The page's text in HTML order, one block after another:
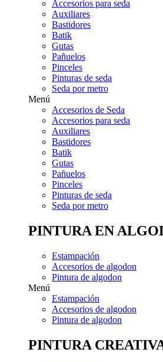
Accesorios para seda
Auxiliares
Bastidores
Batik
Gutas
Pañuelos
Pinceles
Pinturas de seda
Seda por metro
Menú
Accesorios de Seda
Accesorios para seda
Auxiliares
Bastidores
Batik
Gutas
Pañuelos
Pinceles
Pinturas de seda
Seda por metro
PINTURA EN
Estampación
Accesorios de algodon
Pintura de algodon
Menú
Estampación
Accesorios de algodon
Pintura de algodon
PINTURA